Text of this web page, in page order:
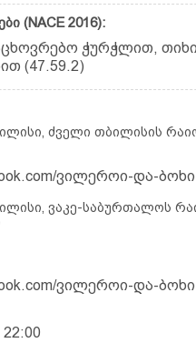
(NACE 2016):
ჭურჭლით,
(47.59.2)
ძველი თბილისის
ვილეროი-და-ბოხი-
ვაკე-საბურთალოს
ვილეროი-და-ბოხი-